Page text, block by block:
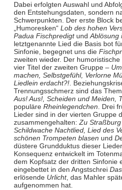
Dabei erfolgten Auswahl und
den Entstehungsdaten, sondern
Schwerpunkten. Der erste Block
„Humoresken“ Lob des hohen
Padua Fischpredigtund Ablösung
letztgenannte Lied die Basis bot
Sinfonie, begegnet uns die
zweiten wieder. Der
vier Titel der zweiten Gruppe –
machen, Selbstgefühl, Verlorne
Liedlein erdacht?!.
Trennungsschmerz sind das
Aus! Aus!, Scheiden und Meiden,
populäre Rheinlegendchen . Drei
Lieder sind in der vierten Gruppe
zusammengehalten: Zu
Schildwache Nachtlied, Lied des
schönen Trompeten blasen und
düstere Grundduktus dieser
Konsequenz entwickelt im
dem Kopfsatz der dritten Sinfonie
eingebettet in den Angstschrei
erlösende Urlicht, das Mahler
aufgenommen hat.